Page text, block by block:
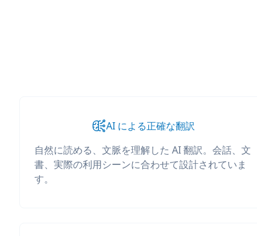
AI による正確な翻訳
自然に読める、文脈を理解した AI 翻訳。会話、文
書、実際の利用シーンに合わせて設計されていま
す。